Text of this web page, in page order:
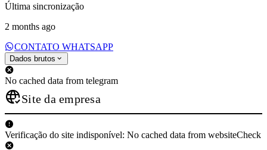
Última sincronização
2 months ago
CONTATO WHATSAPP
Dados brutos
No cached data from telegram
Site da empresa
Verificação do site indisponível: No cached data from websiteCheck